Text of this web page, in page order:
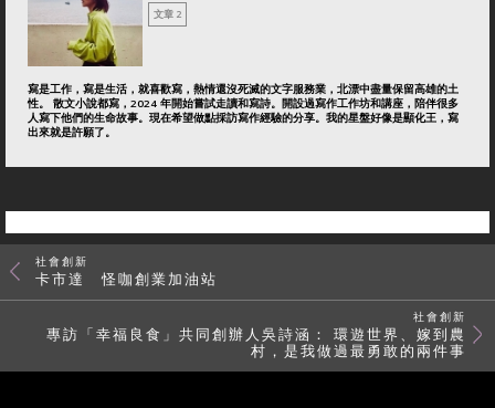
文章 2
寫是工作，寫是生活，就喜歡寫，熱情還沒死滅的文字服務業，北漂中盡量保留高雄的土
性。 散文小說都寫，2024 年開始嘗試走讀和寫詩。開設過寫作工作坊和講座，陪伴很多
人寫下他們的生命故事。現在希望做點採訪寫作經驗的分享。我的星盤好像是顯化王，寫
出來就是許願了。
社會創新
卡市達 怪咖創業加油站
社會創新
專訪「幸福良食」共同創辦人吳詩涵： 環遊世界、嫁到農
村，是我做過最勇敢的兩件事